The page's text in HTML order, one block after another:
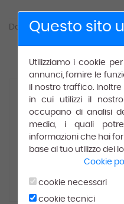
Da a 2(su2)
(+39)
Questo sito
Utilizziamo i cookie
annunci, fornire le
il nostro traffico.
in cui utilizzi il
occupano di analisi
media, i quali
informazioni che hai
base al tuo utilizzo dei
Cookie
cookie necessari
cookie tecnici